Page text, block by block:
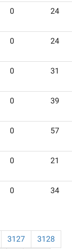
0 24
0 24
0 31
0 39
0 57
0 21
0 34
3127 3128